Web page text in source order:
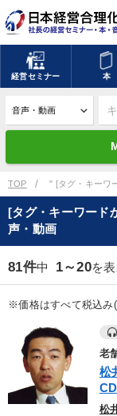
経営セミナー 本
キーワードを
デジタル版対
mic 講演収録物を
全国経営者セミナー講
ます
優秀各社の智恵と
若手異才経営者の発
TOP " [タグ・キーワ
[タグ・キーワード
声・動画
81件中 1～20を
※価格はすべて税込み
老
松
CD
松